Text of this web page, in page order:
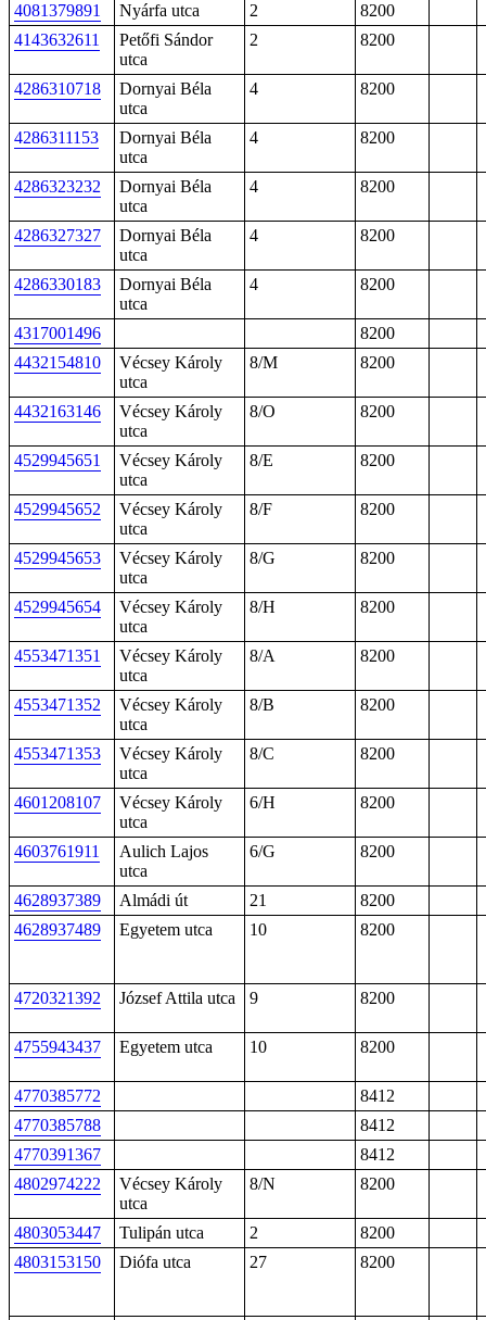
4081379891
Nyárfa utca 2
8200
4143632611
Petőfi Sándor
utca
2 8200
4286310718
Dornyai Béla
utca
4 8200
4286311153
Dornyai Béla
utca
4 8200
4286323232
Dornyai Béla
utca
4 8200
4286327327
Dornyai Béla
utca
4 8200
4286330183
Dornyai Béla
utca
4 8200
4317001496
8200
4432154810
Vécsey Károly
utca
8/M 8200
4432163146
Vécsey Károly
utca
8/O 8200
4529945651
Vécsey Károly
utca
8/E 8200
4529945652
Vécsey Károly
utca
8/F 8200
4529945653
Vécsey Károly
utca
8/G 8200
4529945654
Vécsey Károly
utca
8/H 8200
4553471351
Vécsey Károly
utca
8/A 8200
4553471352
Vécsey Károly
utca
8/B 8200
4553471353
Vécsey Károly
utca
8/C 8200
4601208107
Vécsey Károly
utca
6/H 8200
4603761911
Aulich Lajos
utca
6/G 8200
4628937389 Almádi út 21
8200
4628937489
Egyetem utca 10 8200
4720321392 József Attila utca 9 8200
4755943437 Egyetem utca 10 8200
4770385772
8412
4770385788
8412
4770391367
8412
4802974222
Vécsey Károly
utca
8/N 8200
4803053447 Tulipán utca 2
8200
4803153150
Diófa utca 27 8200